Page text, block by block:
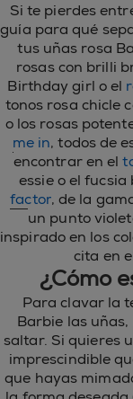
Si te pierdes
guía para qué
tus uñas rosa
rosas con brilli
Birthday girl o el
tonos rosa chicle
o los rosas
me in, todos de
encontrar en el
essie o el
factor, de la
un punto
inspirado en los
cita en
¿Cómo
Para clavar la
Barbie las
saltar. Si quieres
imprescindible
que hayas